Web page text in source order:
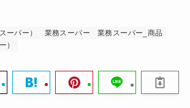
ーパー）
業務スーパー
業務スーパー_商品
）